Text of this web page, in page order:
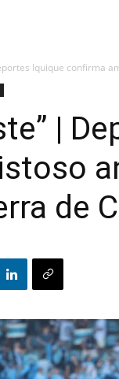
Iquique confirma
|
de